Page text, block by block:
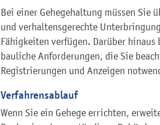
Bei einer Gehegehaltung müssen Sie
und verhaltensgerechte
Fähigkeiten verfügen. Darüber hinaus
bauliche Anforderungen, die Sie
Registrierungen und Anzeigen
Verfahrensablauf
Wenn Sie ein Gehege errichten,